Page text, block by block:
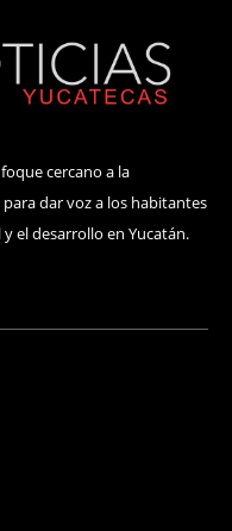
cercano a la
dar voz a los habitantes
el desarrollo en Yucatán.